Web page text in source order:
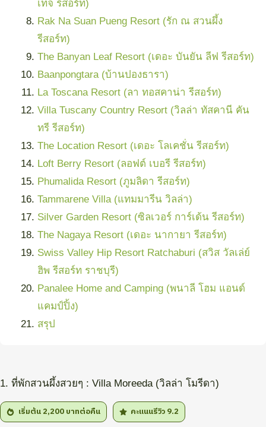
เทจ รีสอร์ท)
Rak Na Suan Pueng Resort (รัก ณ สวนผึ้ง
รีสอร์ท)
The Banyan Leaf Resort (เดอะ บันยัน ลีฟ รีสอร์ท)
Baanpongtara (บ้านปองธารา)
La Toscana Resort (ลา ทอสคาน่า รีสอร์ท)
Villa Tuscany Country Resort (วิลล่า ทัสคานี คัน
ทรี รีสอร์ท)
The Location Resort (เดอะ โลเคชั่น รีสอร์ท)
Loft Berry Resort (ลอฟต์ เบอรี รีสอร์ท)
Phumalida Resort (ภูมลิดา รีสอร์ท)
Tammarene Villa (แทมมารีน วิลล่า)
Silver Garden Resort (ซิลเวอร์ การ์เด้น รีสอร์ท)
The Nagaya Resort (เดอะ นากายา รีสอร์ท)
Swiss Valley Hip Resort Ratchaburi (สวิส วัลเล่ย์
ฮิพ รีสอร์ท ราชบุรี)
Panalee Home and Camping (พนาลี โฮม แอนด์
แคมป์ปิ้ง)
สรุป
1. ที่พักสวนผึ้งสวยๆ : Villa Moreeda (วิลล่า โมรีดา)
เริ่มต้น 2,200บาทต่อคืน คะแนนรีวิว 9.2